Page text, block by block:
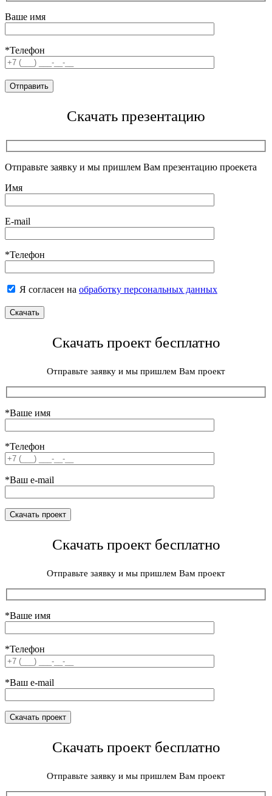
Ваше имя
*Телефон
Скачать презентацию
Отправьте заявку и мы пришлем Вам презентацию проекета
Имя
E-mail
*Телефон
Я согласен на обработку персональных данных
Скачать проект бесплатно
Отправьте заявку и мы пришлем Вам проект
*Ваше имя
*Телефон
*Ваш e-mail
Скачать проект бесплатно
Отправьте заявку и мы пришлем Вам проект
*Ваше имя
*Телефон
*Ваш e-mail
Скачать проект бесплатно
Отправьте заявку и мы пришлем Вам проект